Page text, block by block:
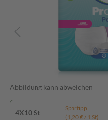
Abbildung kann abweichen
4X10 St
Spartipp
(1,20 € / 1 St)